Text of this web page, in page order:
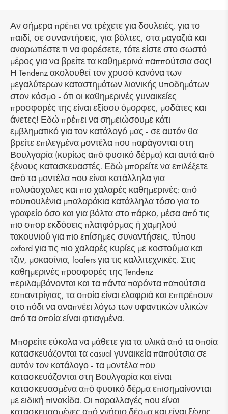
Αν σήμερα πρέπει να τρέχετε για δουλειές, για το
παιδί, σε συναντήσεις, για βόλτες, στα μαγαζιά και
αναρωτιέστε τι να φορέσετε, τότε είστε στο σωστό
μέρος για να βρείτε τα καθημερινά παππούτσια σας!
Η Tendenz ακολουθεί τον χρυσό κανόνα των
μεγαλύτερων καταστημάτων λιανικής υποδημάτων
στον κόσμο - ότι οι καθημερινές γυναικείες
προσφορές της είναι εξίσου όμορφες, μοδάτες και
άνετες! Εδώ πρέπει να σημειώσουμε κάτι
εμβληματικό για τον κατάλογό μας - σε αυτόν θα
βρείτε επιλεγμένα μοντέλα που παράγονται στη
Βουλγαρία (κυρίως από φυσικό δέρμα) και αυτά από
ξένους κατασκευαστές. Εδώ μπορείτε να επιλέξετε
από τα μοντέλα που είναι κατάλληλα για
πολυάσχολες και πιο χαλαρές καθημερινές: από
πουπουλένια μπαλαράκια κατάλληλα τόσο για το
γραφείο όσο και για βόλτα στο πάρκο, μέσα από τις
πιο σπορ εκδόσεις πλατφόρμας ή χαμηλού
τακουνιού για πιο επίσημες συναντήσεις, τύπου
oxford για τις πιο χαλαρές κυρίες με κοστούμια και
τζιν, μοκασίνια, loafers για τις καλλιτεχνικές. Στις
καθημερινές προσφορές της Tendenz
περιλαμβάνονται και τα πάντα παρόντα παπούτσια
εσπαντρίγιας, τα οποία είναι ελαφριά και επιτρέπουν
στο πόδι να αναπνέει λόγω των υφαντικών υλικών
από τα οποία είναι φτιαγμένα.
Μπορείτε εύκολα να μάθετε για τα υλικά από τα οποία
κατασκευάζονται τα casual γυναικεία παπούτσια σε
αυτόν τον κατάλογο - τα μοντέλα που
κατασκευάζονται στη Βουλγαρία και είναι
κατασκευασμένα από φυσικό δέρμα επισημαίνονται
με ειδική πινακίδα. Οι παραλλαγές που είναι
κατασκευασμένες από γνήσιο δέρμα και είναι ξένης